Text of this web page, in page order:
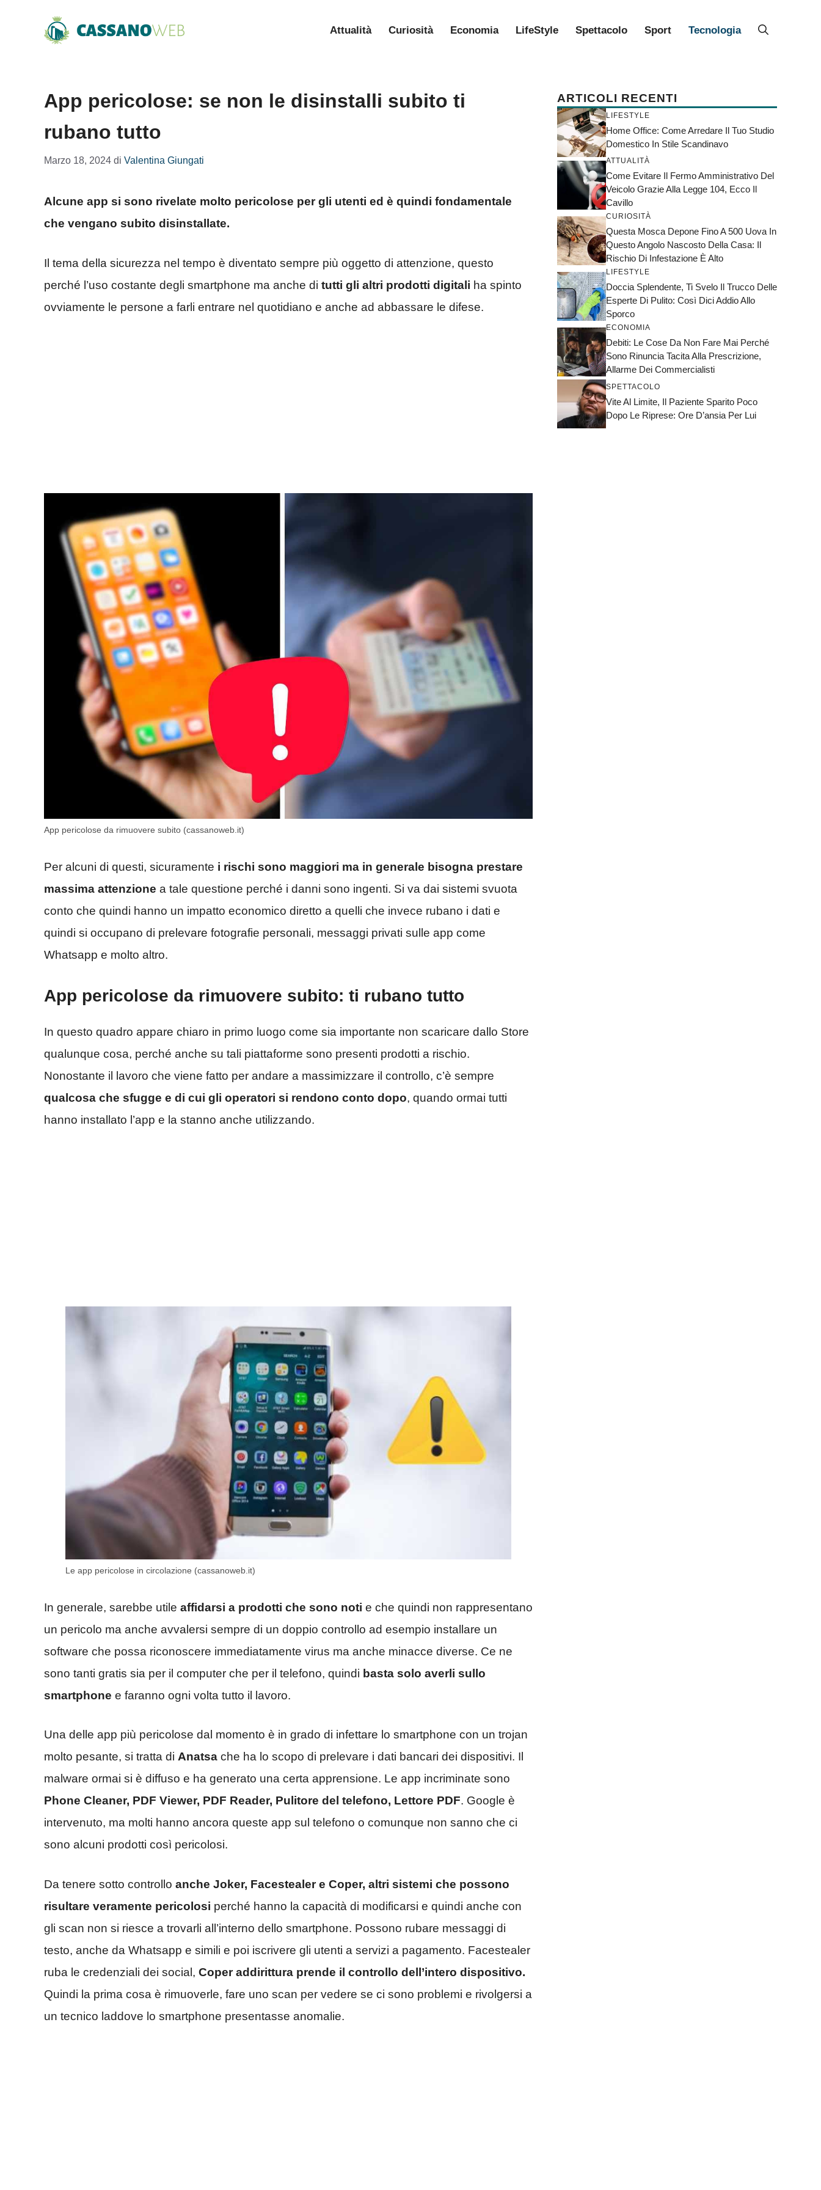
Attualità Curiosità Economia LifeStyle Spettacolo Sport Tecnologia
App pericolose: se non le disinstalli subito ti
rubano tutto
Marzo 18, 2024 di Valentina Giungati
Alcune app si sono rivelate molto pericolose per gli utenti ed è quindi fondamentale
che vengano subito disinstallate.
Il tema della sicurezza nel tempo è diventato sempre più oggetto di attenzione, questo
perché l’uso costante degli smartphone ma anche di tutti gli altri prodotti digitali ha spinto
ovviamente le persone a farli entrare nel quotidiano e anche ad abbassare le difese.
App pericolose da rimuovere subito (cassanoweb.it)
Per alcuni di questi, sicuramente i rischi sono maggiori ma in generale bisogna prestare
massima attenzione a tale questione perché i danni sono ingenti. Si va dai sistemi svuota
conto che quindi hanno un impatto economico diretto a quelli che invece rubano i dati e
quindi si occupano di prelevare fotografie personali, messaggi privati sulle app come
Whatsapp e molto altro.
App pericolose da rimuovere subito: ti rubano tutto
In questo quadro appare chiaro in primo luogo come sia importante non scaricare dallo Store
qualunque cosa, perché anche su tali piattaforme sono presenti prodotti a rischio.
Nonostante il lavoro che viene fatto per andare a massimizzare il controllo, c’è sempre
qualcosa che sfugge e di cui gli operatori si rendono conto dopo, quando ormai tutti
hanno installato l’app e la stanno anche utilizzando.
Le app pericolose in circolazione (cassanoweb.it)
In generale, sarebbe utile affidarsi a prodotti che sono noti e che quindi non rappresentano
un pericolo ma anche avvalersi sempre di un doppio controllo ad esempio installare un
software che possa riconoscere immediatamente virus ma anche minacce diverse. Ce ne
sono tanti gratis sia per il computer che per il telefono, quindi basta solo averli sullo
smartphone e faranno ogni volta tutto il lavoro.
Una delle app più pericolose dal momento è in grado di infettare lo smartphone con un trojan
molto pesante, si tratta di Anatsa che ha lo scopo di prelevare i dati bancari dei dispositivi. Il
malware ormai si è diffuso e ha generato una certa apprensione. Le app incriminate sono
Phone Cleaner, PDF Viewer, PDF Reader, Pulitore del telefono, Lettore PDF. Google è
intervenuto, ma molti hanno ancora queste app sul telefono o comunque non sanno che ci
sono alcuni prodotti così pericolosi.
Da tenere sotto controllo anche Joker, Facestealer e Coper, altri sistemi che possono
risultare veramente pericolosi perché hanno la capacità di modificarsi e quindi anche con
gli scan non si riesce a trovarli all’interno dello smartphone. Possono rubare messaggi di
testo, anche da Whatsapp e simili e poi iscrivere gli utenti a servizi a pagamento. Facestealer
ruba le credenziali dei social, Coper addirittura prende il controllo dell’intero dispositivo.
Quindi la prima cosa è rimuoverle, fare uno scan per vedere se ci sono problemi e rivolgersi a
un tecnico laddove lo smartphone presentasse anomalie.
ARTICOLI RECENTI
LIFESTYLE
Home Office: Come Arredare Il Tuo Studio
Domestico In Stile Scandinavo
ATTUALITÀ
Come Evitare Il Fermo Amministrativo Del
Veicolo Grazie Alla Legge 104, Ecco Il
Cavillo
CURIOSITÀ
Questa Mosca Depone Fino A 500 Uova In
Questo Angolo Nascosto Della Casa: Il
Rischio Di Infestazione È Alto
LIFESTYLE
Doccia Splendente, Ti Svelo Il Trucco Delle
Esperte Di Pulito: Così Dici Addio Allo
Sporco
ECONOMIA
Debiti: Le Cose Da Non Fare Mai Perché
Sono Rinuncia Tacita Alla Prescrizione,
Allarme Dei Commercialisti
SPETTACOLO
Vite Al Limite, Il Paziente Sparito Poco
Dopo Le Riprese: Ore D’ansia Per Lui